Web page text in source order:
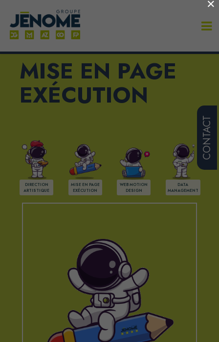
CONTACT
MISE EN PAGE
EXÉCUTION
DIRECTION
ARTISTIQUE
MISE EN PAGE
EXÉCUTION
WEB MOTION
DESIGN
DATA
MANAGEMENT